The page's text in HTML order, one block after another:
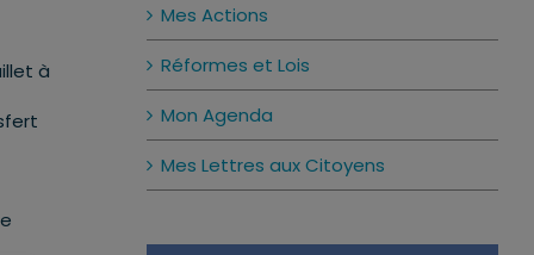
à
Mes Actions
Réformes et Lois
Mon Agenda
Mes Lettres aux Citoyens